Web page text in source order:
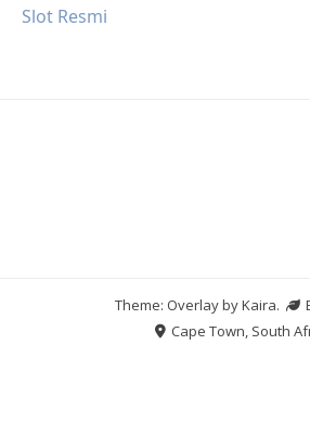
Slot Resmi
Theme: Overlay byKaira.
Cape Town, South